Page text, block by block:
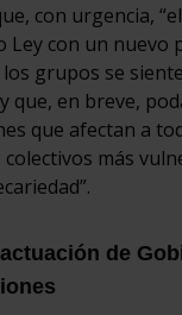
con urgencia,
Ley con un nuevo
grupos se
que, en breve,
que afectan a
más
de